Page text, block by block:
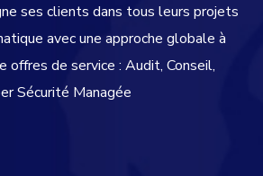
ses clients dans tous leurs projets
avec une approche globale à
offres de service : Audit, Conseil,
Sécurité Managée